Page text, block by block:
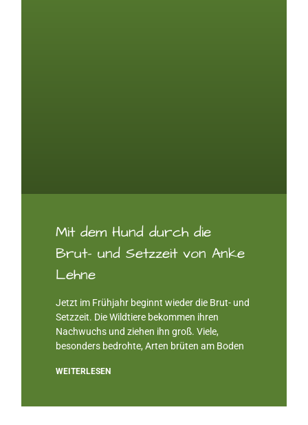
Mit dem Hund durch die
Brut- und Setzzeit von Anke
Lehne
Jetzt im Frühjahr beginnt wieder die Brut- und
Setzzeit. Die Wildtiere bekommen ihren
Nachwuchs und ziehen ihn groß. Viele,
besonders bedrohte, Arten brüten am Boden
WEITERLESEN